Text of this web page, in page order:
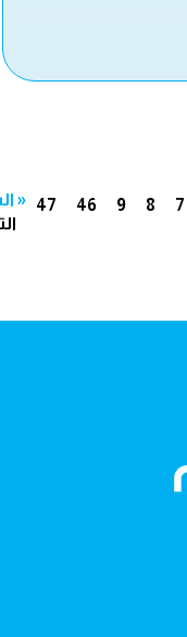
« 7
8
9
46
47